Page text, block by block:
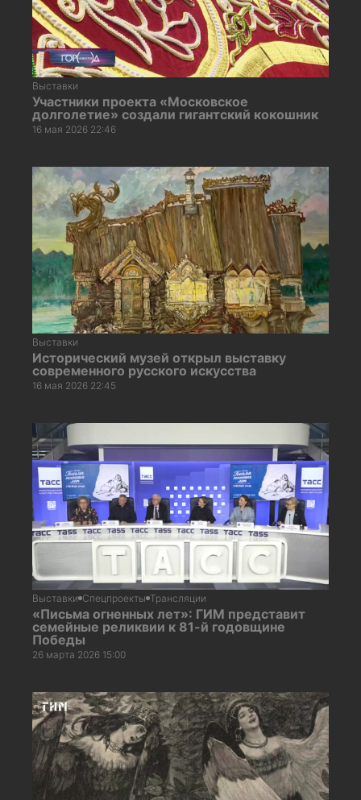
Выставки
Участники проекта «Московское
долголетие» создали гигантский кокошник
16 мая 2026 22:46
Выставки
Исторический музей открыл выставку
современного русского искусства
16 мая 2026 22:45
Выставки Спецпроекты Трансляции
«Письма огненных лет»: ГИМ представит
семейные реликвии к 81-й годовщине
Победы
26 марта 2026 15:00